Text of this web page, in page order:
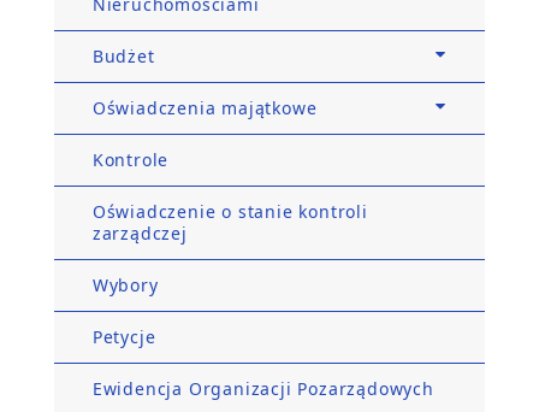
Budżet
Oświadczenia majątkowe
Kontrole
Oświadczenie o stanie kontroli
zarządczej
Wybory
Petycje
Ewidencja Organizacji Pozarządowych